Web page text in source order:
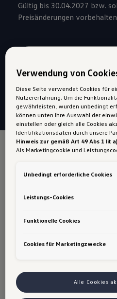
Gültig bis 30.04.2027 bzw.
Preisänderungen
Mehr zur Winterräder
Verwendung von
Diese Seite verwendet Cookies für
Nutzererfahrung. Um die
gewährleisten, wurden unbedingt
können unten Ihre Auswahl der
einstellen oder gleich alle Cookies
Identifikationsdaten durch unsere
Hinweis zur gemäß Art 49 Abs 1 lit
Als Marketingcookie und
Daten in die USA (insbesondere
Angemessenheitsbeschluss der
Betroffener in den USA nicht
USA keine Datenschutzgrundsätze
ausgeschlossen werden kann, dass
Sicherheitsbehörden einen Zugriff
von Cookies für Marketingzwecke
US-Dienstleister erlauben, dann
49 Abs 1 lit a) DSGVO der
Unbedingt erforderliche Cookies
Leistungs-Cookies
Funktionelle Cookies
Cookies für Marketingzwecke
Alle Cookies